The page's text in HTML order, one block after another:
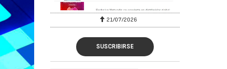
21/07/2026
SUSCRIBIRSE